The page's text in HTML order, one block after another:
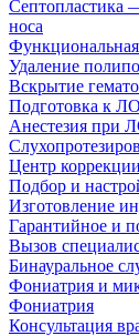
Септопластика
носа
Удаление
Вскрытие
Подготовка к
Анестезия при
Центр
Подбор и
Изготовление
Гарантийное и
Вызов
Бинауральное
Фониатрия и
Фониатрия
Консультация